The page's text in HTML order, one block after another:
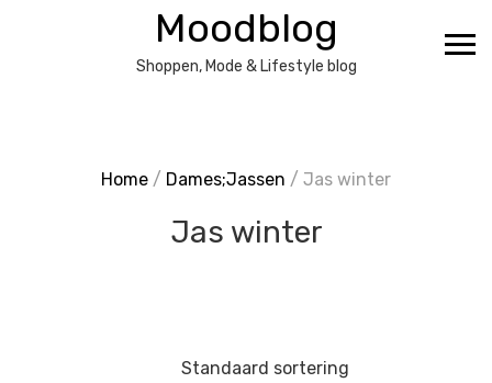
Moodblog
Shoppen, Mode & Lifestyle blog
Home / Dames;Jassen / Jas winter
Jas winter